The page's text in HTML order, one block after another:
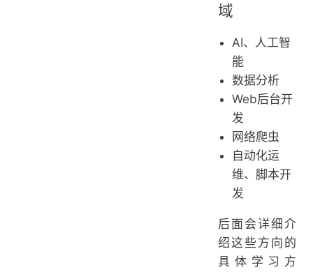
域
AI、人工智
能
数据分析
Web后台开
发
网络爬虫
自动化运
维、脚本开
发
后面会详细介
绍这些方向的
具体学习方